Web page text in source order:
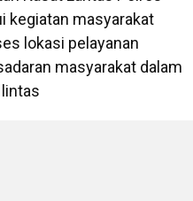
kegiatan masyarakat
lokasi pelayanan
masyarakat dalam